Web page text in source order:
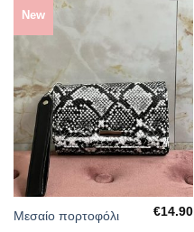
New
ΛΊΣΤΑ
ΕΠΙΘΥΜΙΏΝ
Μεσαίο πορτοφόλι €14.90